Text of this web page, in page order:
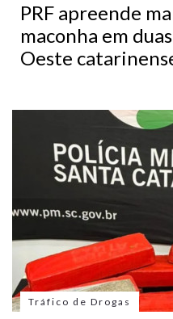
PRF apreende
maconha em
Oeste
Tráfico de Drogas